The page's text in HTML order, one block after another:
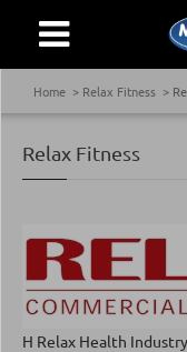
Home Relax Fitness
Relax Fitness
Η Relax Health Industry